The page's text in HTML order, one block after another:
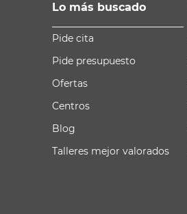
Lo más buscado
Pide cita
Pide presupuesto
Ofertas
Centros
Blog
Talleres mejor valorados